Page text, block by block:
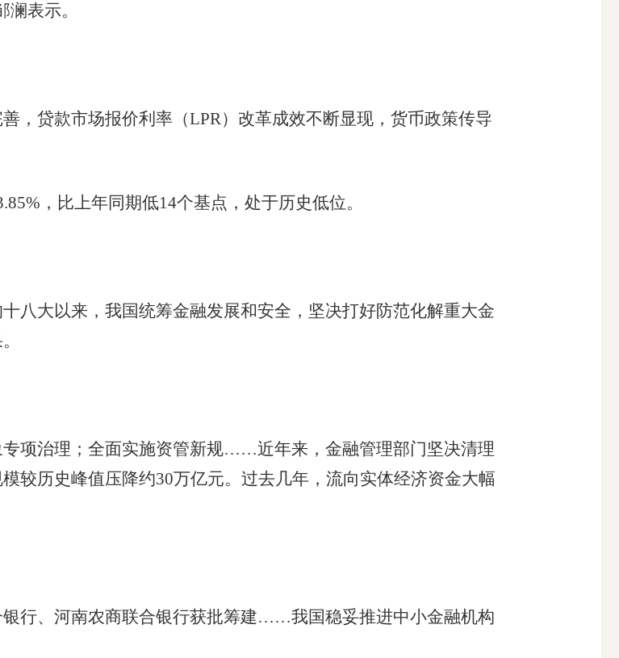
表示。
贷款市场报价利率（LPR）改革成效不断显现，货币政策传导
，比上年同期低14个基点，处于历史低位。
大以来，我国统筹金融发展和安全，坚决打好防范化解重大金
项治理；全面实施资管新规……近年来，金融管理部门坚决清理
较历史峰值压降约30万亿元。过去几年，流向实体经济资金大幅
行、河南农商联合银行获批筹建……我国稳妥推进中小金融机构